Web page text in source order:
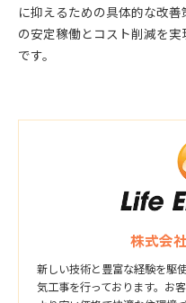
に抑えるための具体的な改
の安定稼働とコスト削減を
です。
株式会
新しい技術と豊富な経験を駆
気工事を行っております。お